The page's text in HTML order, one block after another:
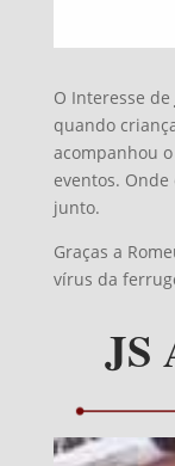
O Interesse de
quando
acompanhou
eventos. Onde
junto.
Graças a
vírus da
JS